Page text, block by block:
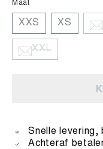
Maat
XXS XS
XXL
Snelle levering,
Achteraf